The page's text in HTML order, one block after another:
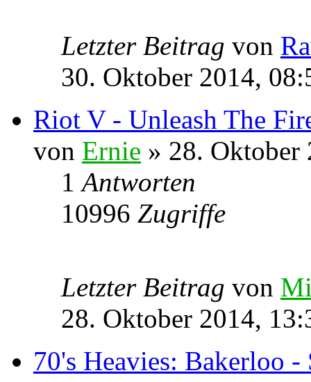
Letzter Beitrag von
30. Oktober 2014,
Riot V - Unleash The
von Ernie » 28. Oktober
1Antworten
10996 Zugriffe
Letzter Beitrag von
28. Oktober 2014,
70's Heavies: Bakerloo -